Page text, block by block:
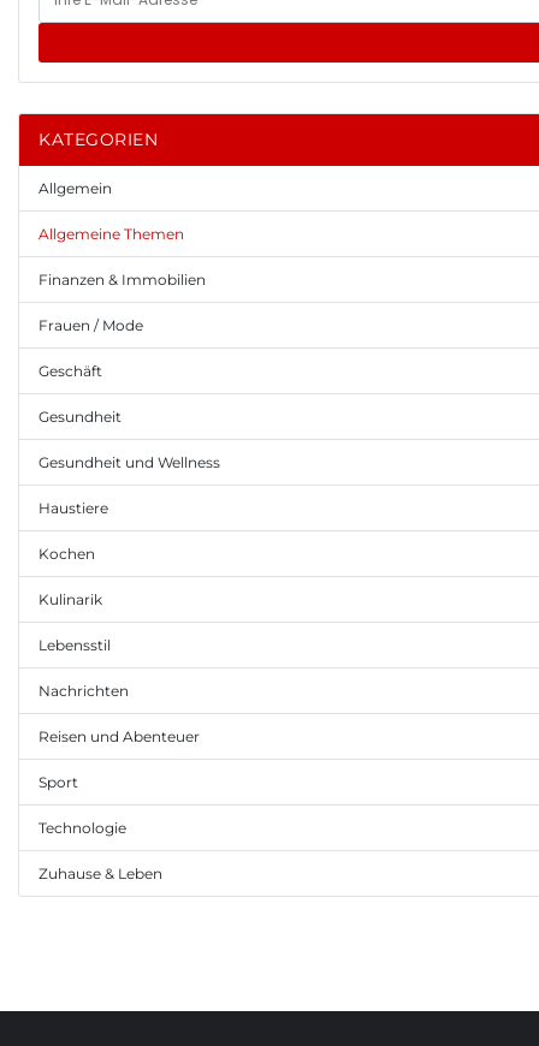
KATEGORIEN
Allgemein
Allgemeine Themen
Finanzen & Immobilien
Frauen / Mode
Geschäft
Gesundheit
Gesundheit und Wellness
Haustiere
Kochen
Kulinarik
Lebensstil
Nachrichten
Reisen und Abenteuer
Sport
Technologie
Zuhause & Leben